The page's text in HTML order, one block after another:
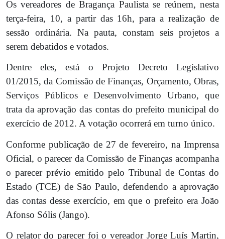
Os vereadores de Bragança Paulista se reúnem, nesta
terça-feira, 10, a partir das 16h, para a realização de
sessão ordinária. Na pauta, constam seis projetos a
serem debatidos e votados.
Dentre eles, está o Projeto Decreto Legislativo
01/2015, da Comissão de Finanças, Orçamento, Obras,
Serviços Públicos e Desenvolvimento Urbano, que
trata da aprovação das contas do prefeito municipal do
exercício de 2012. A votação ocorrerá em turno único.
Conforme publicação de 27 de fevereiro, na Imprensa
Oficial, o parecer da Comissão de Finanças acompanha
o parecer prévio emitido pelo Tribunal de Contas do
Estado (TCE) de São Paulo, defendendo a aprovação
das contas desse exercício, em que o prefeito era João
Afonso Sólis (Jango).
O relator do parecer foi o vereador Jorge Luís Martin,